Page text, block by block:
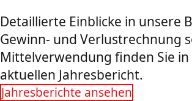
Detaillierte Einblicke in unsere
Gewinn- und Verlustrechnung
Mittelverwendung finden Sie
aktuellen Jahresbericht.
Jahresberichte ansehen